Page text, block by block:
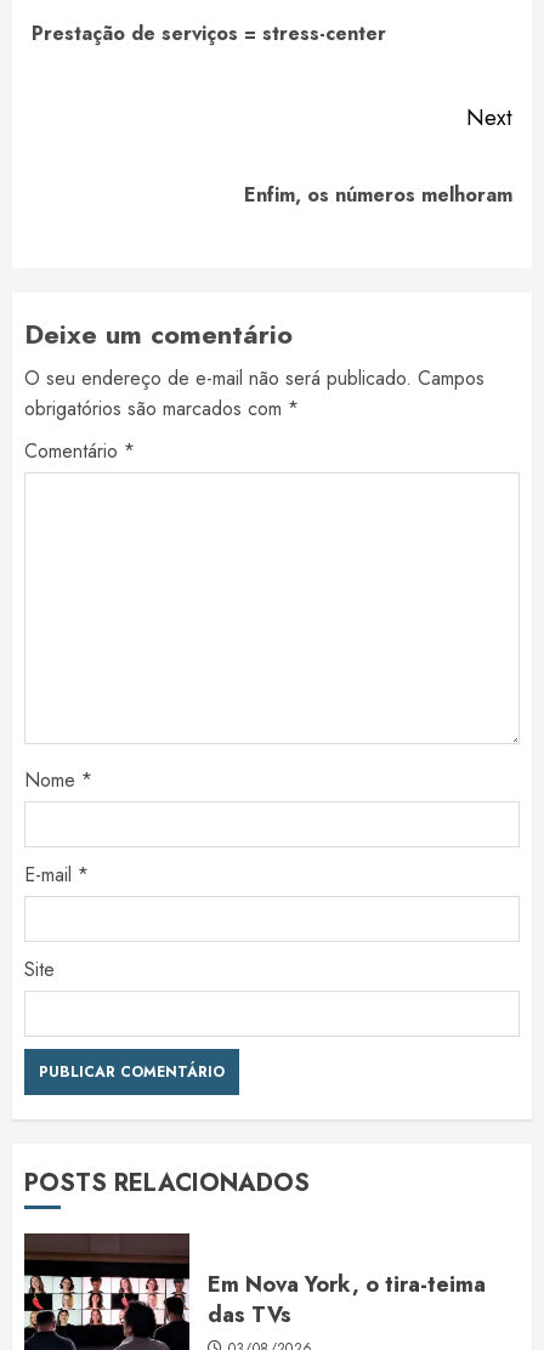
Prestação de serviços = stress-center
Next
Enfim, os números melhoram
Deixe um comentário
O seu endereço de e-mail não será publicado. Campos
obrigatórios são marcados com *
Comentário *
Nome *
E-mail *
Site
POSTS RELACIONADOS
Em Nova York, o tira-teima
das TVs